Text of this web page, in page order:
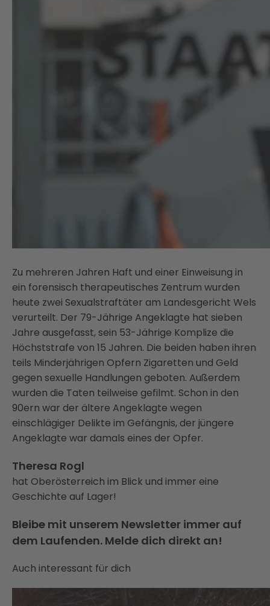
Zu mehreren Jahren Haft und einer Einweisung in
ein forensisch therapeutisches Zentrum wurden
heute zwei Sexualstraftäter am Landesgericht Wels
verurteilt. Der 79-Jährige Angeklagte hat sieben
Jahre ausgefasst, sein 53-Jährige Komplize die
Höchststrafe von 15 Jahren. Die beiden haben ihren
teils Minderjährigen Opfern Zigaretten und Geld
gegen sexuelle Handlungen geboten. Außerdem
wurden die Taten teilweise gefilmt. Schon in den
90ern war der ältere Angeklagte wegen
einschlägiger Delikte im Gefängnis, der jüngere
Angeklagte war damals eines der Opfer.
Theresa Rogl
hat Oberösterreich im Blick und immer eine
Geschichte auf Lager!
Bleibe mit unserem Newsletter immer auf
dem Laufenden. Melde dich direkt an!
Auch interessant für dich